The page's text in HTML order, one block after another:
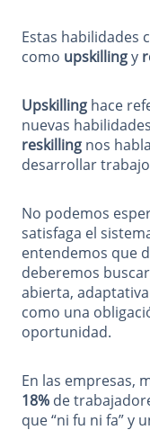
Estas habilidades
como upskillingy
Upskilling hace
nuevas
reskilling nos
desarrollar
No podemos
satisfaga el
entendemos que
deberemos
abierta,
como una
oportunidad.
En las empresas,
18% de
que “ni fu ni fa” y